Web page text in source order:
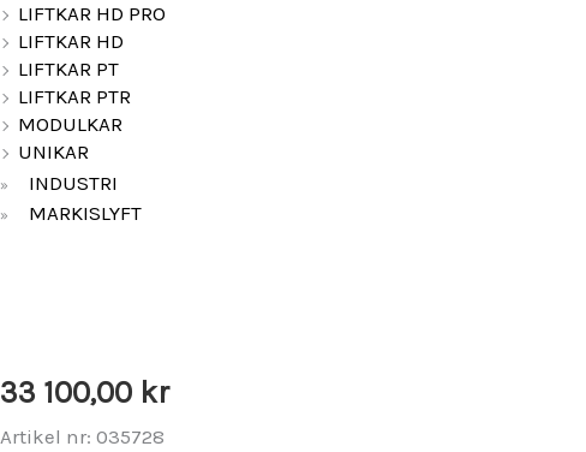
LIFTKAR HD PRO
LIFTKAR HD
LIFTKAR PT
LIFTKAR PTR
MODULKAR
UNIKAR
» INDUSTRI
» MARKISLYFT
33 100,00 kr
Artikel nr: 035728